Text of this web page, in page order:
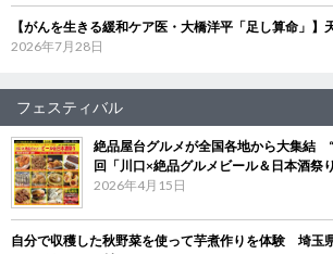
【がんを生きる緩和ケア医・大橋洋平「足し算命」】
2026年7月28日
フェスティバル
絶品屋台グルメが全国各地から大集結
回「川口×絶品グルメビール＆日本酒祭
2026年4月15日
自分で収穫した秋野菜を使って芋煮作りを体験 埼玉